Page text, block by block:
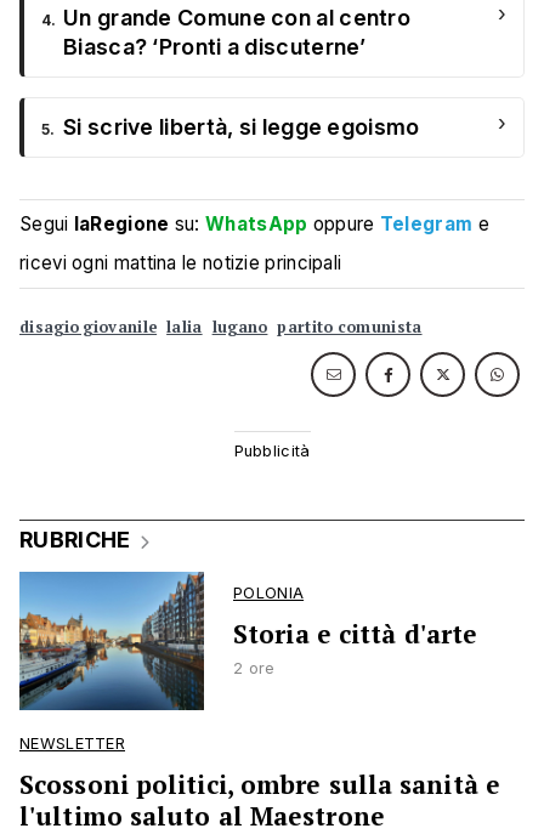
4. Un grande Comune con al centro
Biasca? ‘Pronti a discuterne’
›
5. Si scrive libertà, si legge egoismo ›
Segui laRegione su:WhatsApp oppure Telegram e
ricevi ogni mattina le notizie principali
disagio giovanile lalia lugano partito comunista
RUBRICHE
POLONIA
Storia e città d'arte
2 ore
NEWSLETTER
Scossoni politici, ombre sulla sanità e
l'ultimo saluto al Maestrone